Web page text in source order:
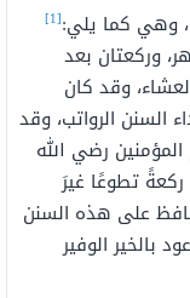
، وهي كما يلي:[1]
قبل الظهر، وركعتان بعد
وقد كان
السنن الرواتب، وقد
رضي الله
تطوعًا غيرَ
على هذه السنن
بالخير الوفير